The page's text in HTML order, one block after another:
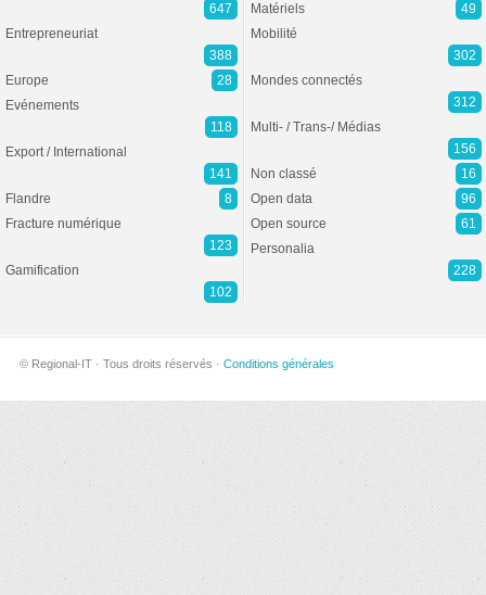
647
Entrepreneuriat
388
Europe
28
Evénements
118
Export / International
141
Flandre
8
Fracture numérique
123
Gamification
102
Matériels
49
Mobilité
302
Mondes connectés
312
Multi- / Trans-/ Médias
156
Non classé
16
Open data
96
Open source
61
Personalia
228
© Regional-IT · Tous droits réservés · Conditions générales